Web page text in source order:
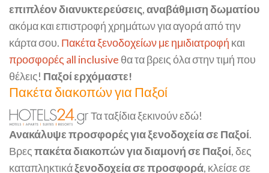
επιπλέον διανυκτερεύσεις,αναβάθμιση δωματίου
ακόμα και επιστροφή χρημάτων για αγορά από την
κάρτα σου. Πακέτα ξενοδοχείων με ημιδιατροφή και
προσφορές all inclusive θα τα βρεις όλα στην τιμή που
θέλεις! Παξοί ερχόμαστε!
Πακέτα διακοπών για Παξοί
Τα ταξίδια ξεκινούν εδώ!
Ανακάλυψε προσφορές για ξενοδοχεία σε Παξοί.
Βρεςπακέτα διακοπών για διαμονή σε Παξοί, δες
καταπληκτικάξενοδοχεία σε προσφορά, κλείσε σε